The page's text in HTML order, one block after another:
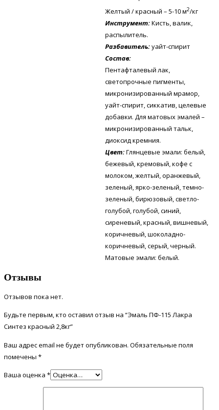
Желтый / красный – 5-10 м2/кг
Инструмент:Кисть, валик,
распылитель.
Разбавитель:уайт-спирит
Состав:
Пентафталевый лак,
светопрочные пигменты,
микронизированный мрамор,
уайт-спирит, сиккатив, целевые
добавки. Для матовых эмалей –
микронизированный тальк,
диоксид кремния.
Цвет:Глянцевые эмали: белый,
бежевый, кремовый, кофе с
молоком, желтый, оранжевый,
зеленый, ярко-зеленый, темно-
зеленый, бирюзовый, светло-
голубой, голубой, синий,
сиреневый, красный, вишневый,
коричневый, шоколадно-
коричневый, серый, черный.
Матовые эмали: белый.
Отзывы
Отзывов пока нет.
Будьте первым, кто оставил отзыв на “Эмаль ПФ-115 Лакра
Синтез красный 2,8кг”
Ваш адрес email не будет опубликован. Обязательные поля
помечены *
Ваша оценка *